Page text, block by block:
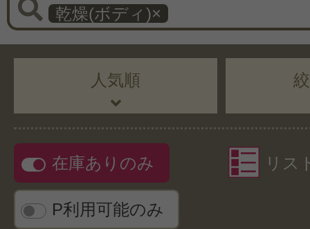
乾燥(ボディ)×
人気順
在庫ありのみ
P利用可能のみ
リス